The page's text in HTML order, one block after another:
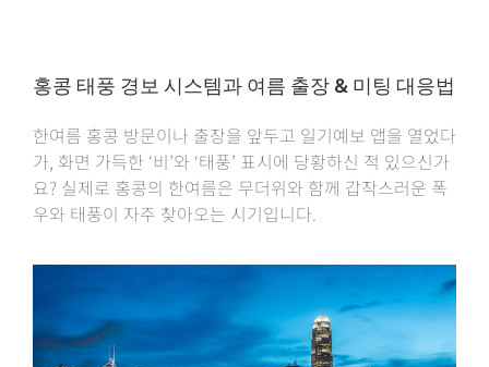
홍콩 태풍 경보 시스템과 여름 출장 & 미팅 대응법
한여름 홍콩 방문이나 출장을 앞두고 일기예보 앱을 열었다
가, 화면 가득한 ‘비’와 ‘태풍’ 표시에 당황하신 적 있으신가
요? 실제로 홍콩의 한여름은 무더위와 함께 갑작스러운 폭
우와 태풍이 자주 찾아오는 시기입니다.